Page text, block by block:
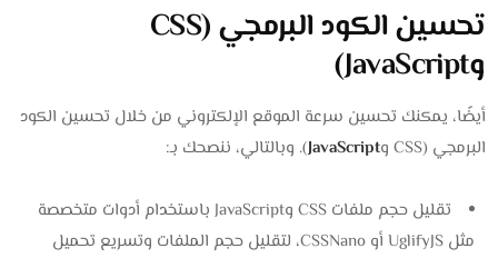
تحسين الكود البرمجي (CSS
وJavaScript)
أيضًا، يمكنك تحسين سرعة الموقع الإلكتروني من خلال تحسين الكود
البرمجي (CSS و
JavaScript). وبالتالي، ننصحك بـ:
تقليل حجم ملفات CSS وJavaScript باستخدام أدوات متخصصة
مثل UglifyJS أو CSSNano، لتقليل حجم الملفات وتسريع تحميل